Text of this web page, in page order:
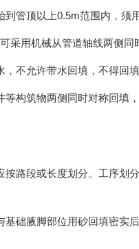
到管顶以上0.5m范围内，须
采用机械从管道轴线两侧同
不允许带水回填，不得回
等构筑物两侧同时对称回填
按路段或长度划分。工序划
基础腋脚部位用砂回填密实